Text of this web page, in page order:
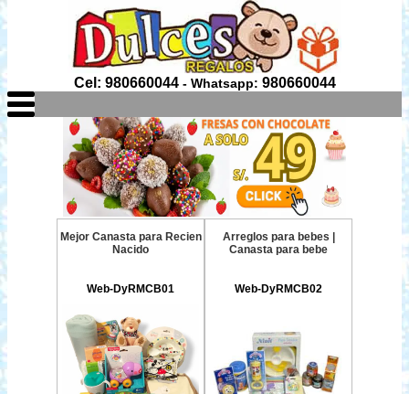
Cel: 980660044- Whatsapp: 980660044
Mejor Canasta para Recien
Nacido
Web-DyRMCB01
Arreglos para bebes |
Canasta para bebe
Web-DyRMCB02